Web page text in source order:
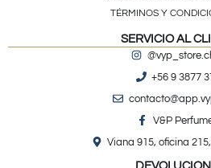
TÉRMINOS Y
SERVICIO AL
+56 9 3877
V&P
Viana 915, oficina